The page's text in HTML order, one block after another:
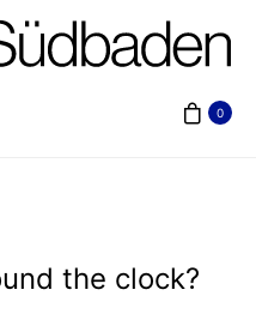
0
the clock?